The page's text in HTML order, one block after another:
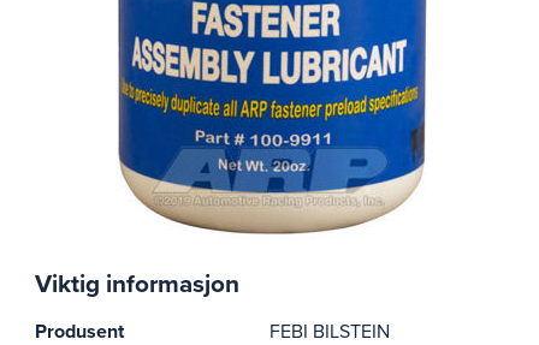
Viktig informasjon
Produsent
FEBI BILSTEIN